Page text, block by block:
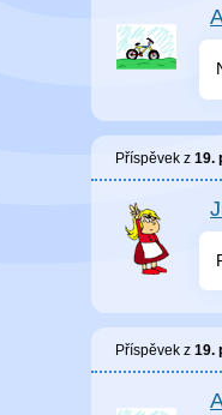
Příspěvek z 19.
Příspěvek z 19.